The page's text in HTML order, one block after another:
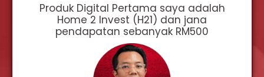
Produk Digital Pertama saya adalah
Home 2 Invest (H21) dan jana
pendapatan sebanyak RM500